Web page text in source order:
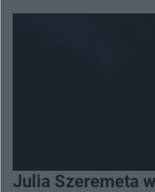
Julia Szeremeta